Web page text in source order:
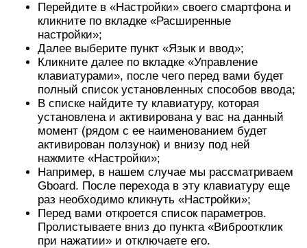
Перейдите в «Настройки» своего смартфона и
кликните по вкладке «Расширенные
настройки»;
Далее выберите пункт «Язык и ввод»;
Кликните далее по вкладке «Управление
клавиатурами», после чего перед вами будет
полный список установленных способов ввода;
В списке найдите ту клавиатуру, которая
установлена и активирована у вас на данный
момент (рядом с ее наименованием будет
активирован ползунок) и внизу под ней
нажмите «Настройки»;
Например, в нашем случае мы рассматриваем
Gboard. После перехода в эту клавиатуру еще
раз необходимо кликнуть «Настройки»;
Перед вами откроется список параметров.
Пролистываете вниз до пункта «Виброотклик
при нажатии» и отключаете его.